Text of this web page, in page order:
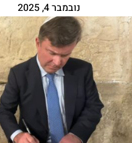
נובמבר 4, 2025